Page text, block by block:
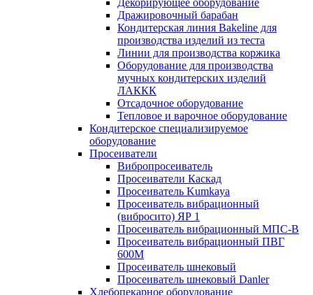
Дражировочный барабан
Кондитерская линия Bakeline для
производства изделий из теста
Линии для производства коржика
Оборудование для производства
мучных кондитерских изделий
ЛАККК
Отсадочное оборудование
Тепловое и варочное оборудование
Кондитерское специализируемое
оборудование
Просеиватели
Вибропросеиватель
Просеиватели Каскад
Просеиватель Kumkaya
Просеиватель вибрационный
(вибросито) ЯР 1
Просеиватель вибрационный МПС-В
Просеиватель вибрационный ПВГ
600М
Просеиватель шнековый
Просеиватель шнековый Danler
Хлебопекарное оборудование